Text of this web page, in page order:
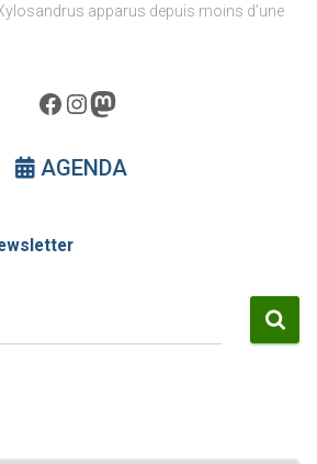
apparus depuis moins d’une
Facebook InstagramMastodon
AGENDA